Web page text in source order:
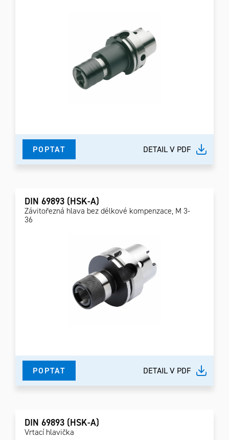
POPTAT DETAIL V PDF
DIN 69893 (HSK-A)
Závitořezná hlava bez délkové kompenzace, M 3-
36
POPTAT DETAIL V PDF
DIN 69893 (HSK-A)
Vrtací hlavička